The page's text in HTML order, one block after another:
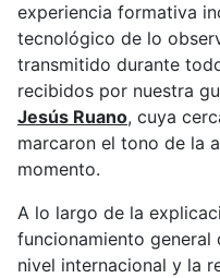
experiencia formativa
tecnológico de lo
transmitido durante
recibidos por nuestra
Jesús Ruano, cuya
marcaron el tono de la
momento.
A lo largo de la
funcionamiento general
nivel internacional y la